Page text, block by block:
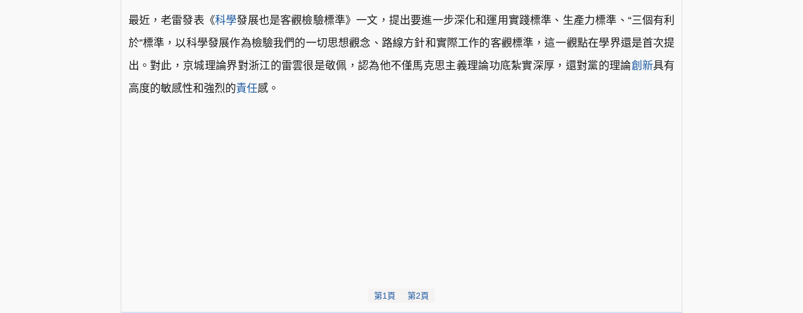
最近，老雷發表《科學發展也是客觀檢驗標準》一文，提出要進一步深化和運用實踐標準、生產力標準、“三個有利
於”標準，以科學發展作為檢驗我們的一切思想觀念、路線方針和實際工作的客觀標準，這一觀點在學界還是首次提
出。對此，京城理論界對浙江的雷雲很是敬佩，認為他不僅馬克思主義理論功底紮實深厚，還對黨的理論創新具有
高度的敏感性和強烈的責任感。
第1頁 第2頁